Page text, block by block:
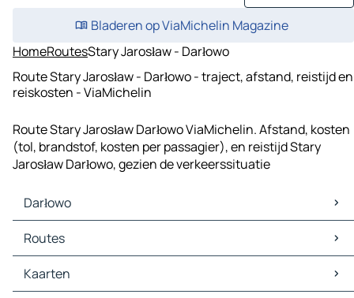
Bladeren op ViaMichelin Magazine
HomeRoutesStary Jarosław - Darłowo
Route Stary Jarosław - Darłowo - traject, afstand, reistijd en
reiskosten - ViaMichelin
Route Stary Jarosław Darłowo ViaMichelin. Afstand, kosten
(tol, brandstof, kosten per passagier), en reistijd Stary
Jarosław Darłowo, gezien de verkeerssituatie
Darłowo
Darłowo Kaarten
Darłowo Verkeer
Darłowo Hotels
Darłowo Restaurants
Routes
Routes Darłowo - Koszalin
Routes Darłowo - Sławno
Kaarten